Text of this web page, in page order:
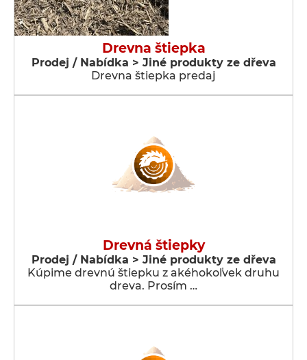
Drevna štiepka
Prodej / Nabídka > Jiné produkty ze dřeva
Drevna štiepka predaj
Drevná štiepky
Prodej / Nabídka > Jiné produkty ze dřeva
Kúpime drevnú štiepku z akéhokoľvek druhu
dreva. Prosím …